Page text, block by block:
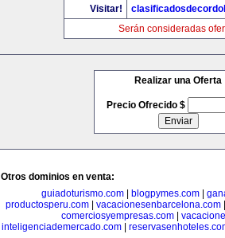
Visitar!
Serán consideradas
Realizar una Oferta
Precio Ofrecido $
Otros dominios en venta:
guiadoturismo.com| blogpymes.com|
productosperu.com| vacacionesenbarcelona.com
comerciosyempresas.com|
inteligenciademercado.com|